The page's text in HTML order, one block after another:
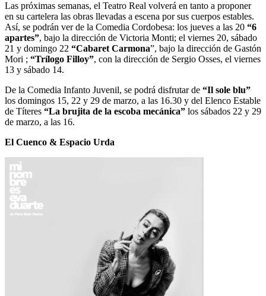
Las próximas semanas, el Teatro Real volverá en tanto a proponer
en su cartelera las obras llevadas a escena por sus cuerpos estables.
Así, se podrán ver de la Comedia Cordobesa: los jueves a las 20 “6
apartes”, bajo la dirección de Victoria Monti; el viernes 20, sábado
21 y domingo 22 “Cabaret Carmona”, bajo la dirección de Gastón
Mori ; “Trílogo Filloy”, con la dirección de Sergio Osses, el viernes
13 y sábado 14.
De la Comedia Infanto Juvenil, se podrá disfrutar de “Il sole blu”
los domingos 15, 22 y 29 de marzo, a las 16.30 y del Elenco Estable
de Títeres “La brujita de la escoba mecánica” los sábados 22 y 29
de marzo, a las 16.
El Cuenco & Espacio Urda